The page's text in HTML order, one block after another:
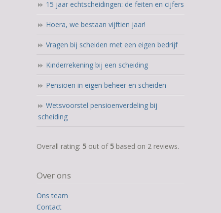
15 jaar echtscheidingen: de feiten en cijfers
Hoera, we bestaan vijftien jaar!
Vragen bij scheiden met een eigen bedrijf
Kinderrekening bij een scheiding
Pensioen in eigen beheer en scheiden
Wetsvoorstel pensioenverdeling bij
scheiding
5,0
on
12.345
ratings
Overall rating: 5 out of 5 based on 2 reviews.
Over ons
Ons team
Contact